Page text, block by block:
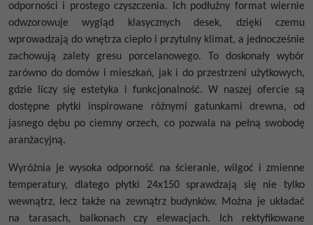
odporności i prostego czyszczenia. Ich podłużny format wiernie
odwzorowuje wygląd klasycznych desek, dzięki czemu
wprowadzają do wnętrza ciepło i przytulny klimat, a jednocześnie
zachowują zalety gresu porcelanowego. To doskonały wybór
zarówno do domów i mieszkań, jak i do przestrzeni użytkowych,
gdzie liczy się estetyka i funkcjonalność. W naszej ofercie są
dostępne płytki inspirowane różnymi gatunkami drewna, od
jasnego dębu po ciemny orzech, co pozwala na pełną swobodę
aranżacyjną.
Wyróżnia je wysoka odporność na ścieranie, wilgoć i zmienne
temperatury, dlatego płytki 24x150sprawdzają się nie tylko
wewnątrz, lecz także na zewnątrz budynków. Można je układać
na tarasach, balkonach czy elewacjach. Ich rektyfikowane